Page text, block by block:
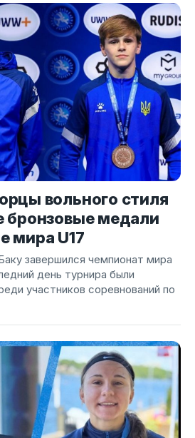
вольного стиля
бронзовые медали
мира U17
завершился чемпионат мира
день турнира были
участников соревнований по